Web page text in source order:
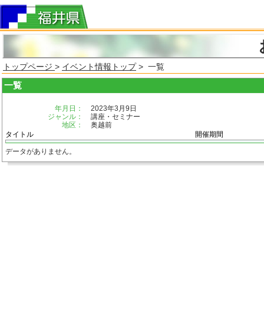
トップページ > イベント情報トップ> 一覧
一覧
年月日：
2023年3月9日
ジャンル：
講座・セミナー
地区：
奥越前
タイトル
開催期間
データがありません。